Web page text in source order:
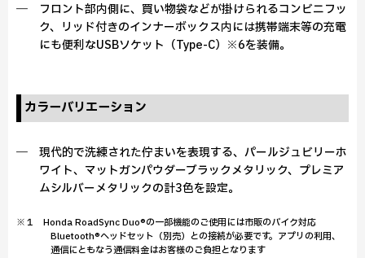
― フロント部内側に、買い物袋などが掛けられるコンビニフッ
ク、リッド付きのインナーボックス内には携帯端末等の充電
にも便利なUSBソケット（Type-C）※6を装備。
カラーバリエーション
― 現代的で洗練された佇まいを表現する、パールジュビリーホ
ワイト、マットガンパウダーブラックメタリック、プレミア
ムシルバーメタリックの計3色を設定。
※１ Honda RoadSync Duo®の一部機能のご使用には市販のバイク対応
Bluetooth®ヘッドセット（別売）との接続が必要です。アプリの利用、
通信にともなう通信料金はお客様のご負担となります